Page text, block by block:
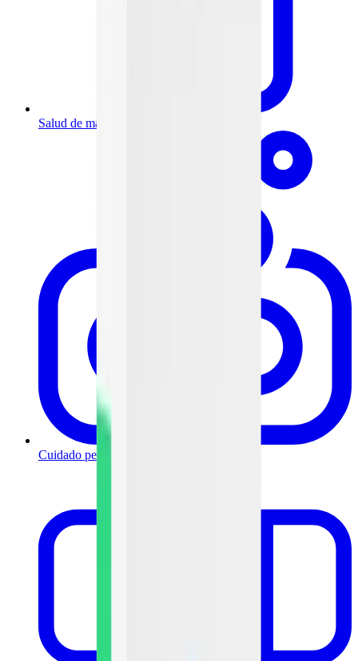
Salud de mamá y bebé
Cuidado personal